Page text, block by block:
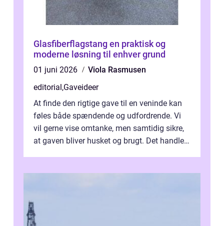
Glasfiberflagstang en praktisk og
moderne løsning til enhver grund
01 juni 2026
Viola Rasmusen
editorial ,Gaveideer
At finde den rigtige gave til en veninde kan
føles både spændende og udfordrende. Vi
vil gerne vise omtanke, men samtidig sikre,
at gaven bliver husket og brugt. Det handler